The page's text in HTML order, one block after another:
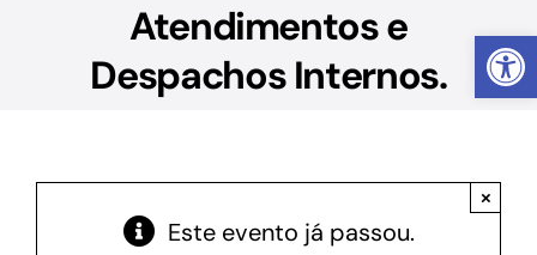
Abrir
Linhas de CréditoAtendimentos e
Despachos Internos.
Este evento já passou.
×